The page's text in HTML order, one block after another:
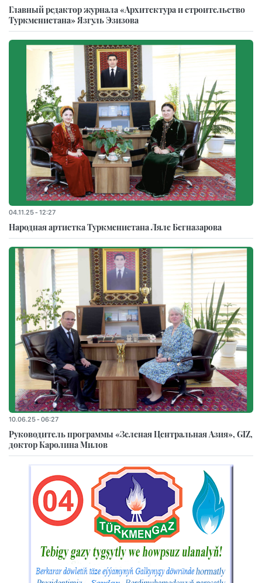
Главный редактор журнала «Архитектура и строительство
Туркменистана» Язгуль Эзизова
04.11.25 - 12:27
Народная артистка Туркменистана Ляле Бегназарова
10.06.25 - 06:27
Руководитель программы «Зеленая Центральная Азия», GIZ,
доктор Каролина Милов